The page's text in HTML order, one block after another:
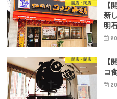
開店・閉店
【
新
明
開店・閉店
【
コ